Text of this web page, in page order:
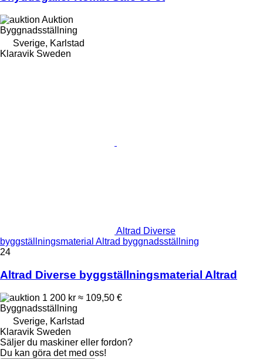
Auktion
Byggnadsställning
Sverige, Karlstad
Klaravik Sweden
Altrad Diverse
byggställningsmaterial Altrad byggnadsställning
24
Altrad Diverse byggställningsmaterial Altrad
1 200 kr ≈ 109,50 €
Byggnadsställning
Sverige, Karlstad
Klaravik Sweden
Säljer du maskiner eller fordon?
Du kan göra det med oss!